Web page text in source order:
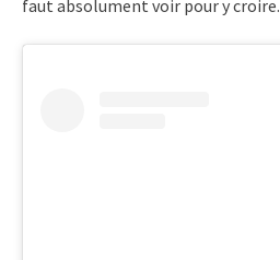
faut absolument voir pour y croire.